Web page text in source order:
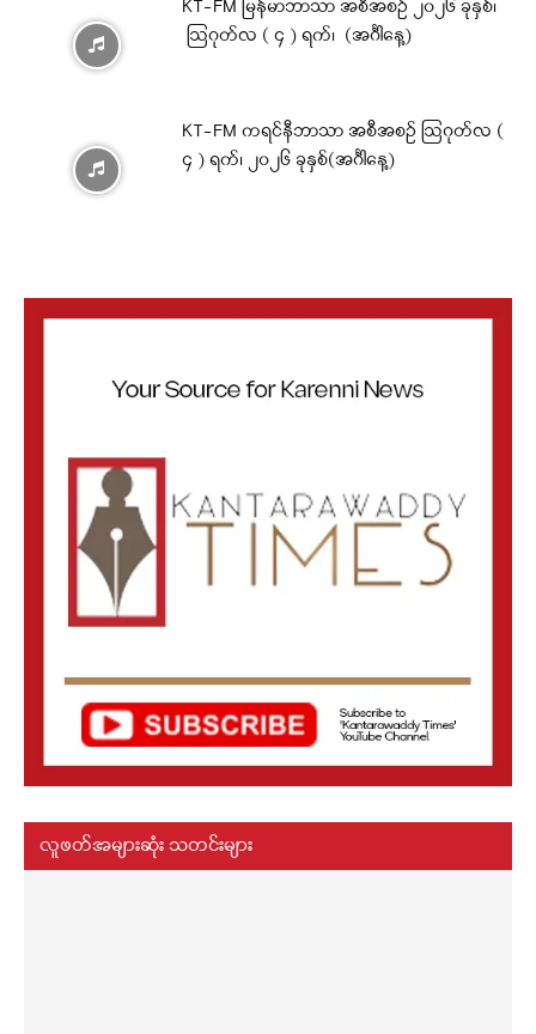
KT-FM မြန်မာဘာသာ အစီအစဉ် ၂၀၂၆ ခုနှစ်၊
ဩဂုတ်လ ( ၄ ) ရက်၊ (အင်္ဂါနေ့)
KT-FM ကရင်နီဘာသာ အစီအစဉ် ဩဂုတ်လ (
၄ ) ရက်၊ ၂၀၂၆ ခုနှစ်(အင်္ဂါနေ့)
လူဖတ်အများဆုံး သတင်းများ